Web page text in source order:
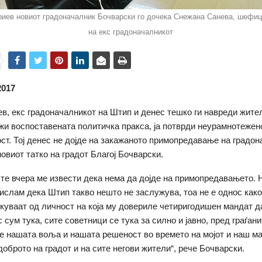
новиот градоначалник Бочварски го дочека Снежана Санева,
на екс градоначалникот
екс градоначалникот на Штип и денес тешко ги навреди
воспоставената политичка пракса, ја потврди
Тој денес не дојде на закажаното примопредавање на
татко на градот Благој Бочварски.
вчера ме извести дека нема да дојде на примопредавањето.
дека Штип такво нешто не заслужува, тоа не е однос
од личност на која му довериле четиригодишен мандат
сум тука, сите советници се тука за силно и јавно, пред
нашата воља и нашата решеност во времето на мојот и наш
на градот и на сите негови жители“, рече Бочварски.